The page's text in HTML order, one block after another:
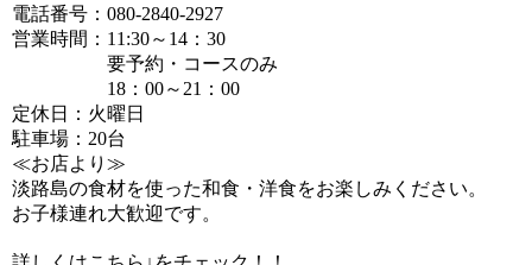
電話番号：080-2840-2927
営業時間：11:30～14：30
要予約・コースのみ
18：00～21：00
定休日：火曜日
駐車場：20台
≪お店より≫
淡路島の食材を使った和食・洋食をお楽しみください。
お子様連れ大歓迎です。